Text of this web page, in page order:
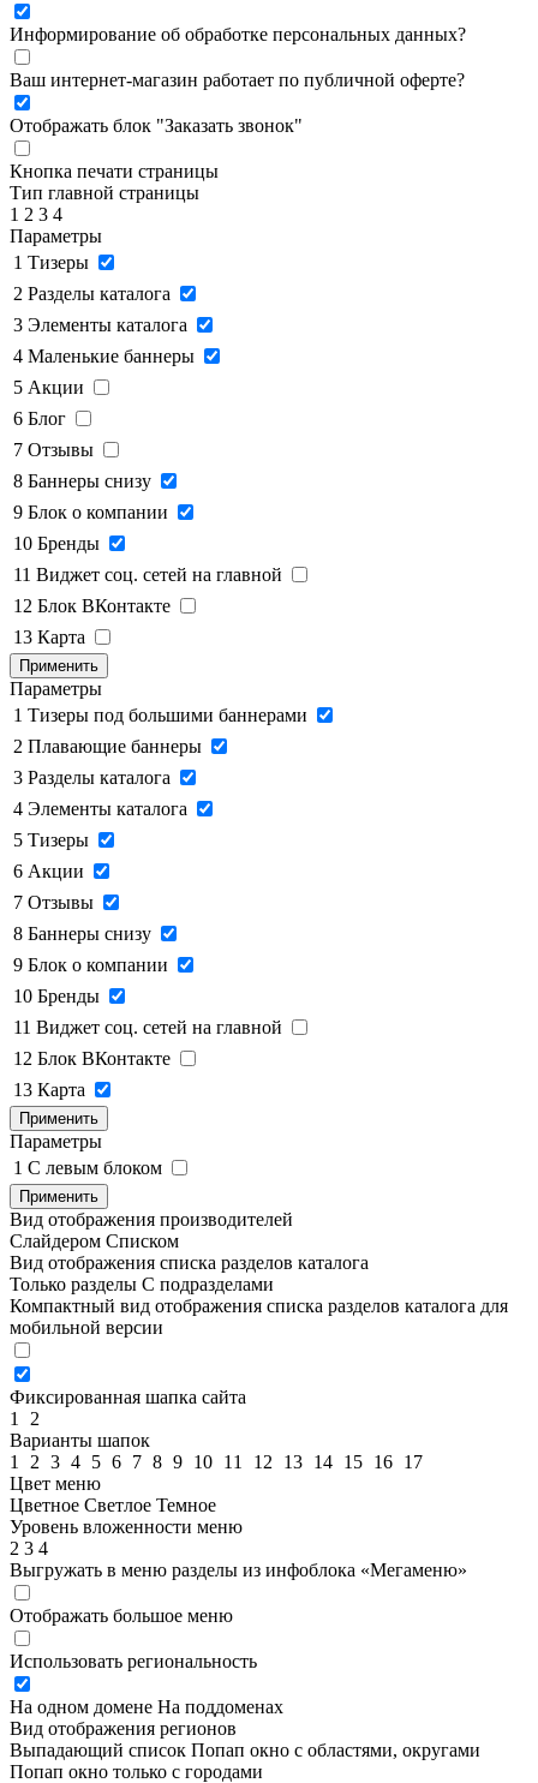
Информирование об обработке персональных данных?
Ваш интернет-магазин работает по публичной оферте?
Отображать блок "Заказать звонок"
Кнопка печати страницы
Тип главной страницы
1 2 3 4
Параметры
1 Тизеры
2 Разделы каталога
3 Элементы каталога
4 Маленькие баннеры
5 Акции
6 Блог
7 Отзывы
8 Баннеры снизу
9 Блок о компании
10 Бренды
11 Виджет соц. сетей на главной
12 Блок ВКонтакте
13 Карта
Применить
Параметры
1 Тизеры под большими баннерами
2 Плавающие баннеры
3 Разделы каталога
4 Элементы каталога
5 Тизеры
6 Акции
7 Отзывы
8 Баннеры снизу
9 Блок о компании
10 Бренды
11 Виджет соц. сетей на главной
12 Блок ВКонтакте
13 Карта
Применить
Параметры
1 C левым блоком
Применить
Вид отображения производителей
Слайдером Списком
Вид отображения списка разделов каталога
Только разделы С подразделами
Компактный вид отображения списка разделов каталога для
мобильной версии
Фиксированная шапка сайта
1
2
Варианты шапок
1
2 3 4 5 6 7 8 9 10 11 12 13 14 15 16 17
Цвет меню
Цветное Светлое Темное
Уровень вложенности меню
2 3 4
Выгружать в меню разделы из инфоблока «Мегаменю»
Отображать большое меню
Использовать региональность
На одном домене На поддоменах
Вид отображения регионов
Выпадающий список Попап окно c областями, округами
Попап окно только с городами